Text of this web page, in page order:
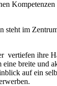
steht im
vertiefen ihre
breite und
auf ein